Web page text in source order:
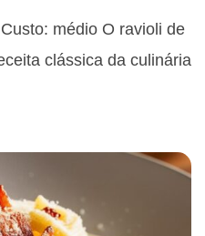
médio O ravioli de
clássica da culinária